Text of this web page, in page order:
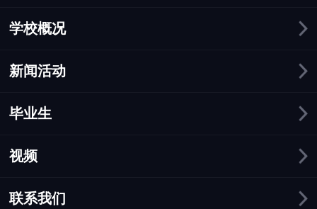
学校概况
新闻活动
毕业生
视频
联系我们